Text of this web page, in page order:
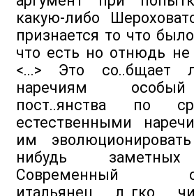
какую-либо
признается то что
что есть но отнюдь не
<...> Это со..бщает
наречиям
пост..янства по
естественными
им
нибудь заметных
Современный
итальянец л..гко